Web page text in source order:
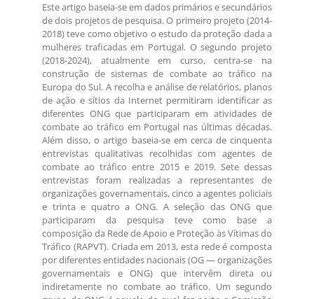
Este artigo baseia-se em dados primários e secundários
de dois projetos de pesquisa. O primeiro projeto (2014-
2018) teve como objetivo o estudo da proteção dada a
mulheres traficadas em Portugal. O segundo projeto
(2018-2024), atualmente em curso, centra-se na
construção de sistemas de combate ao tráfico na
Europa do Sul. A recolha e análise de relatórios, planos
de ação e sítios da Internet permitiram identificar as
diferentes ONG que participaram em atividades de
combate ao tráfico em Portugal nas últimas décadas.
Além disso, o artigo baseia-se em cerca de cinquenta
entrevistas qualitativas recolhidas com agentes de
combate ao tráfico entre 2015 e 2019. Sete dessas
entrevistas foram realizadas a representantes de
organizações governamentais, cinco a agentes policiais
e trinta e quatro a ONG. A seleção das ONG que
participaram da pesquisa teve como base a
composição da Rede de Apoio e Proteção às Vítimas do
Tráfico (RAPVT). Criada em 2013, esta rede é composta
por diferentes entidades nacionais (OG — organizações
governamentais e ONG) que intervêm direta ou
indiretamente no combate ao tráfico. Um segundo